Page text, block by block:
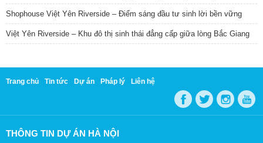
Shophouse Việt Yên Riverside – Điểm sáng đầu tư sinh lời bền vững
Việt Yên Riverside – Khu đô thị sinh thái đẳng cấp giữa lòng Bắc Giang
Trang chủ Tin tức Dự án Pháp lý Liên hệ
THÔNG TIN DỰ ÁN HÀ NỘI